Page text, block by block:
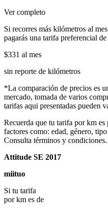
Ver completo
Si recorres más kilómetros al
pagarás una tarifa preferencial de
$331 al mes
sin reporte de kilómetros
*La comparación de precios es
mercado, tomada de varios
tarifas aqui presentadas pueden
Recuerda que tu tarifa por km es
factores como: edad, género,
Consulta términos y condiciones.
Attitude SE 2017
miituo
Si tu tarifa
por km es de